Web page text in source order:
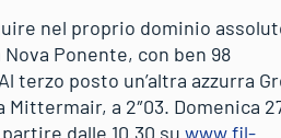
nel proprio dominio
Ponente, con ben 98
posto un’altra azzurra
a 2″03. Domenica
dalle 10.30 su www.fil-